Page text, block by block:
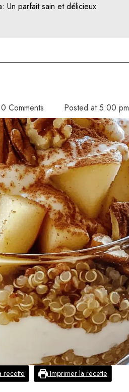
Un parfait sain et délicieux
0 Comments Posted at5:00 pm
recette Imprimer la recette